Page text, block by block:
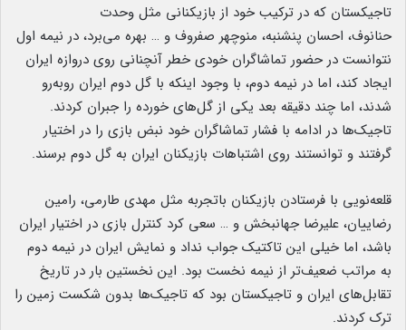
تاجیکستان که در ترکیب خود از بازیکنانی مثل وحدت
حنانوف، احسان پنشنبه، منوچهر صفروف و … بهره می‌برد، در نیمه اول
نتوانست در حضور تماشاگران خودی خطر آنچنانی روی دروازه ایران
ایجاد کند، اما در نیمه دوم، با وجود اینکه با گل دوم ایران روبه‌رو
شدند، اما چند دقیقه بعد یکی از گل‌های خورده را جبران کردند.
تاجیک‌ها در ادامه با فشار تماشاگران خود نبض بازی را در اختیار
گرفتند و توانستند روی اشتباهات بازیکنان ایران به گل دوم برسند.
قلعه‌نویی با فرستادن بازیکنان باتجربه مثل مهدی طارمی، رامین
رضاییان، علیرضا جهانبخش و … سعی کرد کنترل بازی در اختیار ایران
باشد، اما خیلی این تاکتیک جواب نداد و نمایش ایران در نیمه دوم
به مراتب ضعیف‌تر از نیمه نخست بود. این نخستین بار در تاریخ
تقابل‌های ایران و تاجیکستان بود که تاجیک‌ها بدون شکست زمین را
ترک کردند.